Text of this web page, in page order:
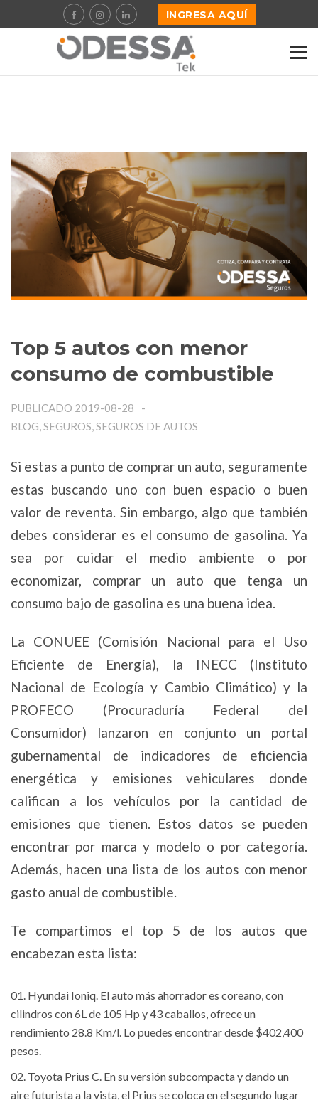
INGRESA AQUÍ
Top 5 autos con menor
consumo de combustible
PUBLICADO 2019-08-28
BLOG, SEGUROS, SEGUROS DE AUTOS
Si estas a punto de comprar un auto, seguramente
estas buscando uno con buen espacio o buen
valor de reventa. Sin embargo, algo que también
debes considerar es el consumo de gasolina. Ya
sea por cuidar el medio ambiente o por
economizar, comprar un auto que tenga un
consumo bajo de gasolina es una buena idea.
La CONUEE (Comisión Nacional para el Uso
Eficiente de Energía), la INECC (Instituto
Nacional de Ecología y Cambio Climático) y la
PROFECO (Procuraduría Federal del
Consumidor) lanzaron en conjunto un portal
gubernamental de indicadores de eficiencia
energética y emisiones vehiculares donde
califican a los vehículos por la cantidad de
emisiones que tienen. Estos datos se pueden
encontrar por marca y modelo o por categoría.
Además, hacen una lista de los autos con menor
gasto anual de combustible.
Te compartimos el top 5 de los autos que
encabezan esta lista:
Hyundai Ioniq. El auto más ahorrador es coreano, con
cilindros con 6L de 105 Hp y 43 caballos, ofrece un
rendimiento 28.8 Km/l. Lo puedes encontrar desde $402,400
pesos.
Toyota Prius C. En su versión subcompacta y dando un
aire futurista a la vista, el Prius se coloca en el segundo lugar